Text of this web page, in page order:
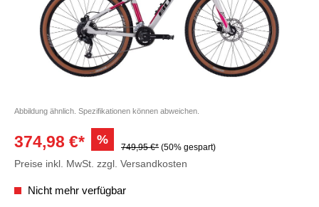
Abbildung ähnlich. Spezifikationen können abweichen.
374,98 €* %
749,95 €* (50% gespart)
Preise inkl. MwSt. zzgl. Versandkosten
Nicht mehr verfügbar